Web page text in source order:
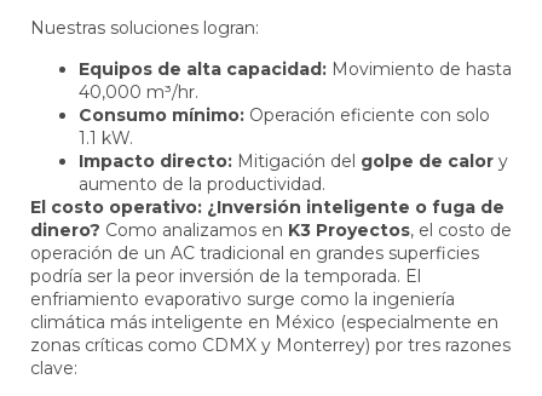
Nuestras soluciones logran:
Equipos de alta capacidad: Movimiento de hasta
40,000 m³/hr.
Consumo mínimo: Operación eficiente con solo
1.1 kW.
Impacto directo: Mitigación del golpe de calor y
aumento de la productividad.
El costo operativo: ¿Inversión inteligente o fuga de
dinero? Como analizamos en K3 Proyectos, el costo de
operación de un AC tradicional en grandes superficies
podría ser la peor inversión de la temporada. El
enfriamiento evaporativo surge como la ingeniería
climática más inteligente en México (especialmente en
zonas críticas como CDMX y Monterrey) por tres razones
clave: